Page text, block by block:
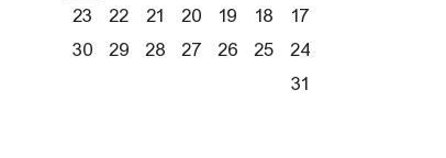
23 22 21 20 19 18
17
30 29 28 27 26 25 24
31